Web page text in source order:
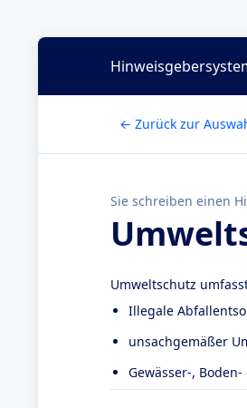
← Zurück zur
Sie schreiben einen
Umweltschutz
Illegale
unsachgemäßer
Gewässer-,